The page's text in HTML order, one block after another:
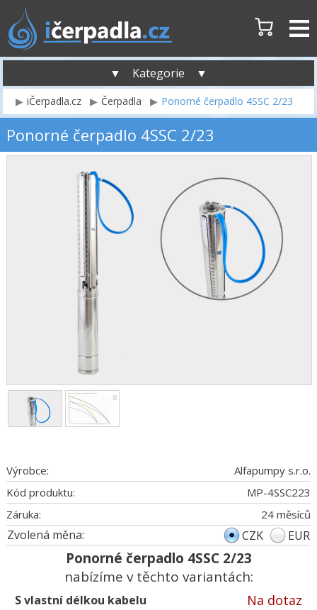
▼ Kategorie ▼
iČerpadla.cz Čerpadla Ponorné čerpadlo 4SSC 2/23
Ponorné čerpadlo 4SSC 2/23
Výrobce:
Alfapumpy s.r.o.
Kód produktu:
MP-4SSC223
Záruka:
24 měsíců
Zvolená měna: CZK EUR
Ponorné čerpadlo 4SSC 2/23
nabízíme v těchto variantách:
S vlastní délkou kabelu Na dotaz